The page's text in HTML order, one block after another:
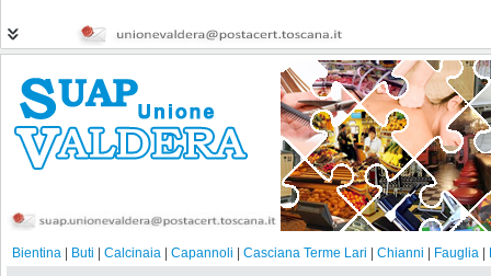
Bientina Buti Calcinaia Capannoli Casciana Terme Lari Chianni Fauglia